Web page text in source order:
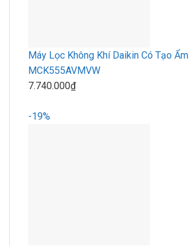
Máy Lọc Không Khí Daikin Có Tạo Ẩm
MCK555AVMVW
7.740.000₫
-19%